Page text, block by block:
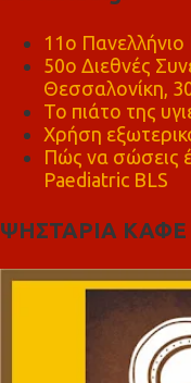
11ο
50ο Διεθνές
Θεσσαλονίκη,
Το πιάτο της
Χρήση
Πώς να σώσεις
Paediatric BLS
ΨΗΣΤΑΡΙΑ